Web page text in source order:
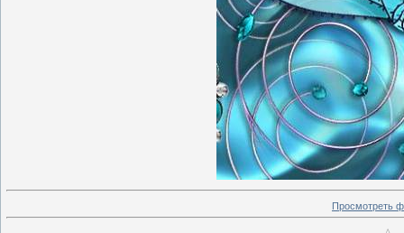
Просмотреть